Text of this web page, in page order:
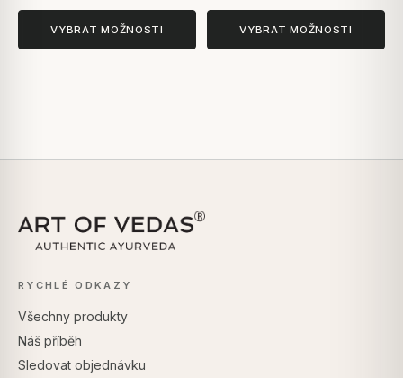
VYBRAT MOŽNOSTI VYBRAT MOŽNOSTI
RYCHLÉ ODKAZY
Všechny produkty
Náš příběh
Sledovat objednávku